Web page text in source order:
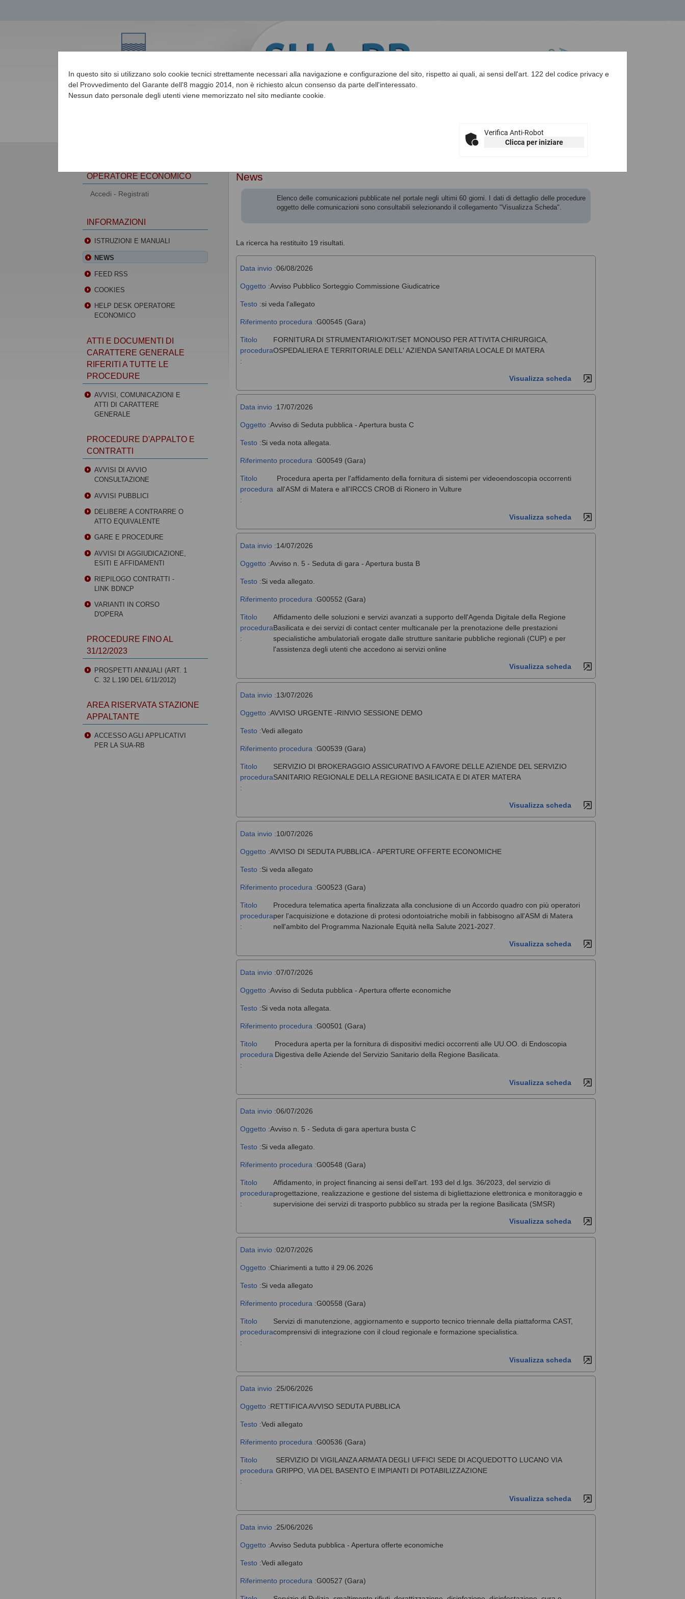
In questo sito si utilizzano solo cookie tecnici strettamente necessari alla navigazione e configurazione del sito, rispetto ai quali, ai sensi dell'art. 122 del codice privacy e
del Provvedimento del Garante dell'8 maggio 2014, non è richiesto alcun consenso da parte dell'interessato.
Nessun dato personale degli utenti viene memorizzato nel sito mediante cookie.
Verifica Anti-Robot
Clicca per iniziare
News
Elenco delle comunicazioni pubblicate nel portale negli ultimi 60 giorni. I dati di dettaglio delle procedure
oggetto delle comunicazioni sono consultabili selezionando il collegamento "Visualizza Scheda".
La ricerca ha restituito 19 risultati.
Data invio :06/08/2026
Oggetto :Avviso Pubblico Sorteggio Commissione Giudicatrice
Testo :si veda l'allegato
Riferimento procedura :G00545 (Gara)
Titolo
procedura
:
FORNITURA DI STRUMENTARIO/KIT/SET MONOUSO PER ATTIVITA CHIRURGICA,
OSPEDALIERA E TERRITORIALE DELL' AZIENDA SANITARIA LOCALE DI MATERA
Visualizza scheda
Data invio :17/07/2026
Oggetto :Avviso di Seduta pubblica - Apertura busta C
Testo :Si veda nota allegata.
Riferimento procedura :G00549 (Gara)
Titolo
procedura
:
Procedura aperta per l'affidamento della fornitura di sistemi per videoendoscopia occorrenti
all'ASM di Matera e all'IRCCS CROB di Rionero in Vulture
Visualizza scheda
Data invio :14/07/2026
Oggetto :Avviso n. 5 - Seduta di gara - Apertura busta B
Testo :Si veda allegato.
Riferimento procedura :G00552 (Gara)
Titolo
procedura
:
Affidamento delle soluzioni e servizi avanzati a supporto dell'Agenda Digitale della Regione
Basilicata e dei servizi di contact center multicanale per la prenotazione delle prestazioni
specialistiche ambulatoriali erogate dalle strutture sanitarie pubbliche regionali (CUP) e per
l'assistenza degli utenti che accedono ai servizi online
Visualizza scheda
Data invio :13/07/2026
Oggetto :AVVISO URGENTE -RINVIO SESSIONE DEMO
Testo :Vedi allegato
Riferimento procedura :G00539 (Gara)
Titolo
procedura
:
SERVIZIO DI BROKERAGGIO ASSICURATIVO A FAVORE DELLE AZIENDE DEL SERVIZIO
SANITARIO REGIONALE DELLA REGIONE BASILICATA E DI ATER MATERA
Visualizza scheda
Data invio :10/07/2026
Oggetto :AVVISO DI SEDUTA PUBBLICA - APERTURE OFFERTE ECONOMICHE
Testo :Si veda allegato
Riferimento procedura :G00523 (Gara)
Titolo
procedura
:
Procedura telematica aperta finalizzata alla conclusione di un Accordo quadro con più operatori
per l'acquisizione e dotazione di protesi odontoiatriche mobili in fabbisogno all'ASM di Matera
nell'ambito del Programma Nazionale Equità nella Salute 2021-2027.
Visualizza scheda
Data invio :07/07/2026
Oggetto :Avviso di Seduta pubblica - Apertura offerte economiche
Testo :Si veda nota allegata.
Riferimento procedura :G00501 (Gara)
Titolo
procedura
:
Procedura aperta per la fornitura di dispositivi medici occorrenti alle UU.OO. di Endoscopia
Digestiva delle Aziende del Servizio Sanitario della Regione Basilicata.
Visualizza scheda
Data invio :06/07/2026
Oggetto :Avviso n. 5 - Seduta di gara apertura busta C
Testo :Si veda allegato.
Riferimento procedura :G00548 (Gara)
Titolo
procedura
:
Affidamento, in project financing ai sensi dell'art. 193 del d.lgs. 36/2023, del servizio di
progettazione, realizzazione e gestione del sistema di bigliettazione elettronica e monitoraggio e
supervisione dei servizi di trasporto pubblico su strada per la regione Basilicata (SMSR)
Visualizza scheda
Data invio :02/07/2026
Oggetto :Chiarimenti a tutto il 29.06.2026
Testo :Si veda allegato
Riferimento procedura :G00558 (Gara)
Titolo
procedura
:
Servizi di manutenzione, aggiornamento e supporto tecnico triennale della piattaforma CAST,
comprensivi di integrazione con il cloud regionale e formazione specialistica.
Visualizza scheda
Data invio :25/06/2026
Oggetto :RETTIFICA AVVISO SEDUTA PUBBLICA
Testo :Vedi allegato
Riferimento procedura :G00536 (Gara)
Titolo
procedura
:
SERVIZIO DI VIGILANZA ARMATA DEGLI UFFICI SEDE DI ACQUEDOTTO LUCANO VIA
GRIPPO, VIA DEL BASENTO E IMPIANTI DI POTABILIZZAZIONE
Visualizza scheda
Data invio :25/06/2026
Oggetto :Avviso Seduta pubblica - Apertura offerte economiche
Testo :Vedi allegato
Riferimento procedura :G00527 (Gara)
OPERATORE ECONOMICO
Accedi - Registrati
INFORMAZIONI
ISTRUZIONI E MANUALI
NEWS
FEED RSS
COOKIES
HELP DESK OPERATORE
ECONOMICO
ATTI E DOCUMENTI DI
CARATTERE GENERALE
RIFERITI A TUTTE LE
PROCEDURE
AVVISI, COMUNICAZIONI E
ATTI DI CARATTERE
GENERALE
PROCEDURE D'APPALTO E
CONTRATTI
AVVISI DI AVVIO
CONSULTAZIONE
AVVISI PUBBLICI
DELIBERE A CONTRARRE O
ATTO EQUIVALENTE
GARE E PROCEDURE
AVVISI DI AGGIUDICAZIONE,
ESITI E AFFIDAMENTI
RIEPILOGO CONTRATTI -
LINK BDNCP
VARIANTI IN CORSO
D'OPERA
PROCEDURE FINO AL
31/12/2023
PROSPETTI ANNUALI (ART. 1
C. 32 L.190 DEL 6/11/2012)
AREA RISERVATA STAZIONE
APPALTANTE
ACCESSO AGLI APPLICATIVI
PER LA SUA-RB